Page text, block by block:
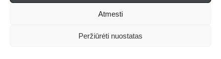
Atmesti
Peržiūrėti nuostatas
pas sovietus, pereiti. Ir nors jis sovietų nemyli, bet tai gal ir
geriau, ten, už sienos, policija jų neieškos.
Tu viską apgalvojai, mat kaip…